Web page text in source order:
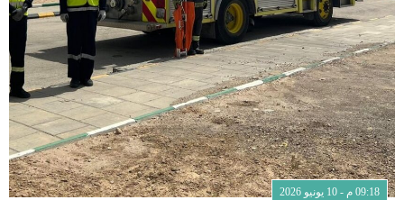
09:18 م - 10 يونيو 2026